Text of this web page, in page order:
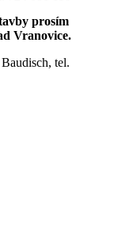
prosím
Vranovice.
tel.